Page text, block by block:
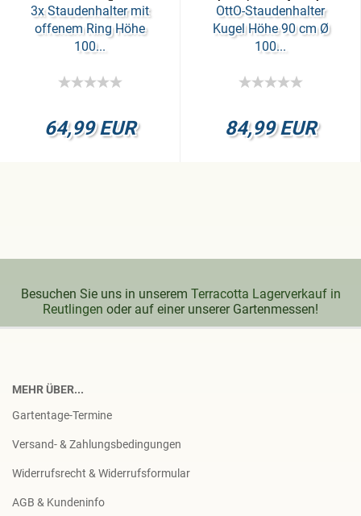
3x Stau­den­hal­ter mit
of­fe­nem Ring Höhe
100...
64,99 EUR
OttO-​Stau­den­hal­ter
Kugel Höhe 90 cm Ø
100...
84,99 EUR
Besuchen Sie uns in unserem Terracotta Lagerverkauf in
Reutlingen oder auf einer unserer Gartenmessen!
MEHR ÜBER...
Gartentage-Termine
Versand- & Zahlungsbedingungen
Widerrufsrecht & Widerrufsformular
AGB & Kundeninfo